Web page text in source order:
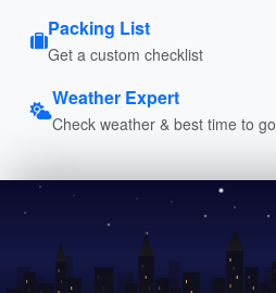
Packing List
Get a custom checklist
Weather Expert
Check weather & best time to go